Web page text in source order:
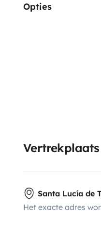
Opties
Vertrekplaats
Santa Lucía de
Het exacte adres